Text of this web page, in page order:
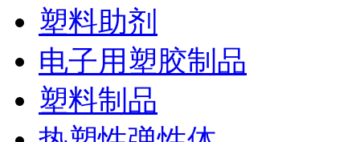
塑料助剂
电子用塑胶制品
塑料制品